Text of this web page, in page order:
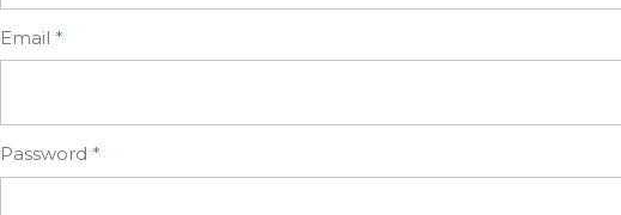
Email *
Password *